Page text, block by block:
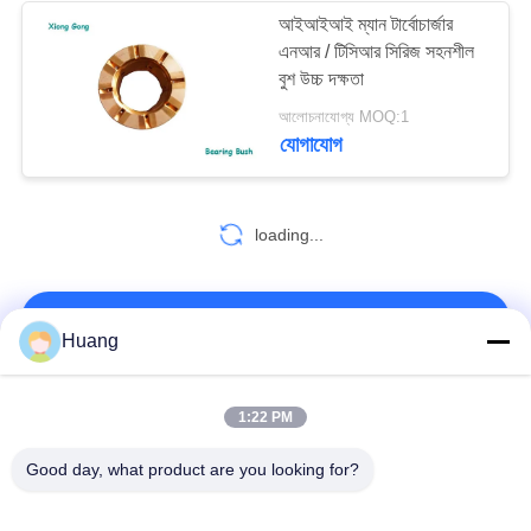
টার্বো হাউজিং
22
টার্বো কমপ্রেসর হাউজিং
4
আইআইআই ম্যান টার্বোচার্জার
এনআর / টিসিআর সিরিজ সহনশীল
বুশ উচ্চ দক্ষতা
আলোচনাযোগ্য MOQ:1
যোগাযোগ
loading...
Huang
1:22 PM
Good day, what product are you looking for?